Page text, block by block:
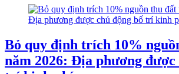
Bỏ quy định trích 10%
năm 2026: Địa phương được